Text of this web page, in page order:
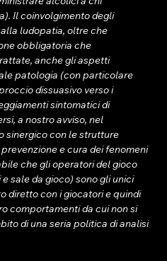
Il coinvolgimento degli
ludopatia, oltre che
obbligatoria che
anche gli aspetti
patologia (con particolare
dissuasivo verso i
sintomatici di
a nostro avviso, nel
sinergico con le strutture
e cura dei fenomeni
che gli operatori del gioco
sale da gioco) sono gli unici
diretto con i giocatori e quindi
comportamenti da cui non si
di una seria politica di analisi